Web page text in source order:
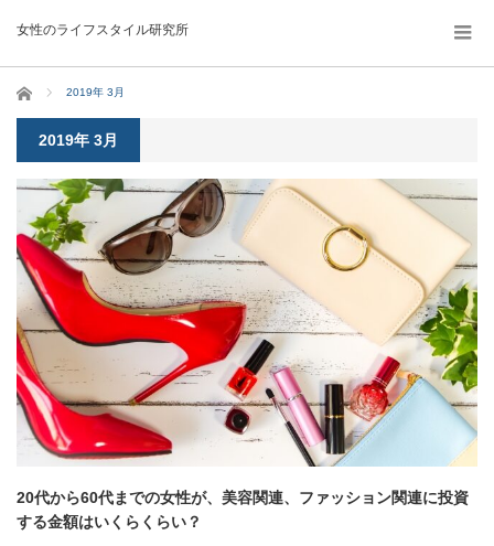
女性のライフスタイル研究所
ホーム 2019年 3月
2019年 3月
20代から60代までの女性が、美容関連、ファッション関連に投資
する金額はいくらくらい？